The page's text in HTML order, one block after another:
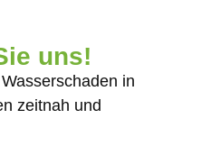
uns!
in
zeitnah und